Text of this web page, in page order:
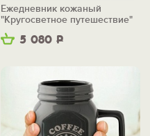
5 080 Р
Ежедневник кожаный
"Кругосветное путешествие"